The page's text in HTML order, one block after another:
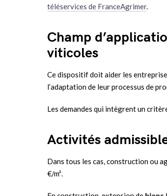
téléservices de FranceAgrimer.
Champ
viticoles
Ce dispositif doit aider les
l’adaptation de leur processus de
Les demandes qui intègrent un
Activités
Dans tous les cas, construction ou
€/m².